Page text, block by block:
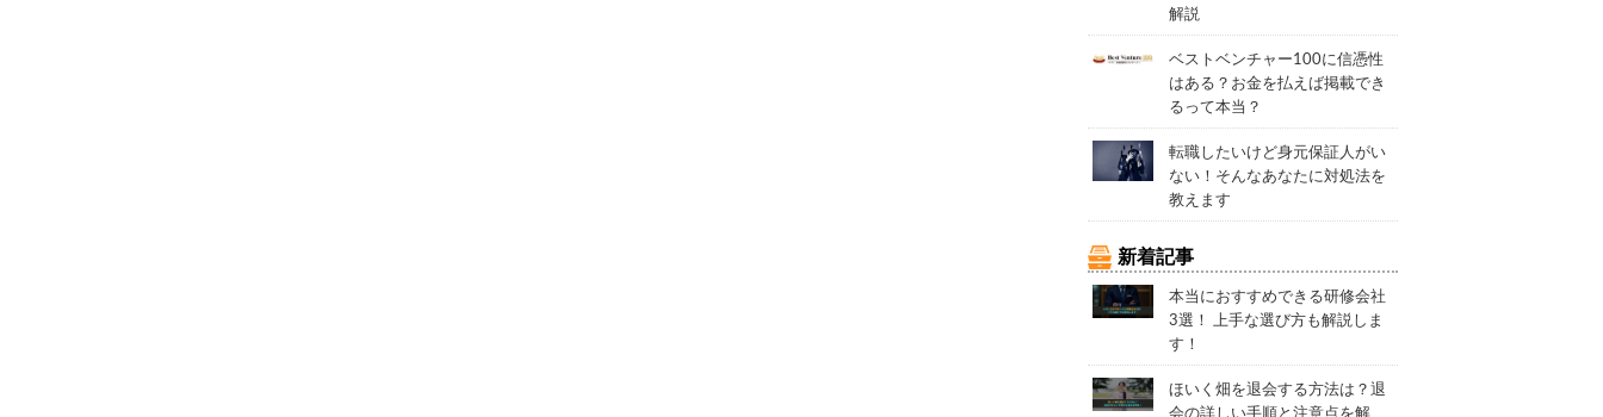
解説
ベストベンチャー100に信憑性
はある？お金を払えば掲載でき
るって本当？
転職したいけど身元保証人がい
ない！そんなあなたに対処法を
教えます
新着記事
本当におすすめできる研修会社
3選！ 上手な選び方も解説しま
す！
ほいく畑を退会する方法は？退
会の詳しい手順と注意点を解